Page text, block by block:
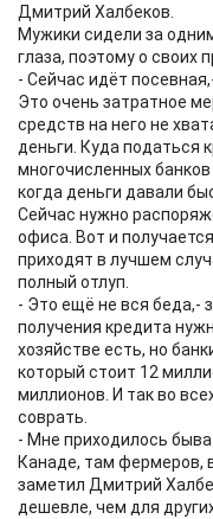
Дмитрий Халбеков.
Мужики сидели за
глаза, поэтому о своих
- Сейчас идёт
Это очень затратное
средств на него не
деньги. Куда податься
многочисленных
когда деньги давали
Сейчас нужно
офиса. Вот и
приходят в лучшем
полный отлуп.
- Это ещё не вся беда,-
получения кредита
хозяйстве есть, но
который стоит 12
миллионов. И так во
соврать.
- Мне приходилось
Канаде, там фермеров,
заметил Дмитрий
дешевле, чем для